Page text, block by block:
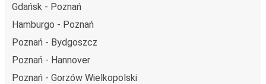
Gdańsk - Poznań
Hamburgo - Poznań
Poznań - Bydgoszcz
Poznań - Hannover
Poznań - Gorzów Wielkopolski